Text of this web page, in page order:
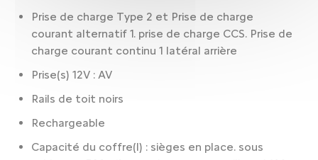
Prise de charge Type 2 et Prise de charge
courant alternatif 1. prise de charge CCS. Prise de
charge courant continu 1 latéral arrière
Prise(s) 12V : AV
Rails de toit noirs
Rechargeable
Capacité du coffre(l) : sièges en place. sous